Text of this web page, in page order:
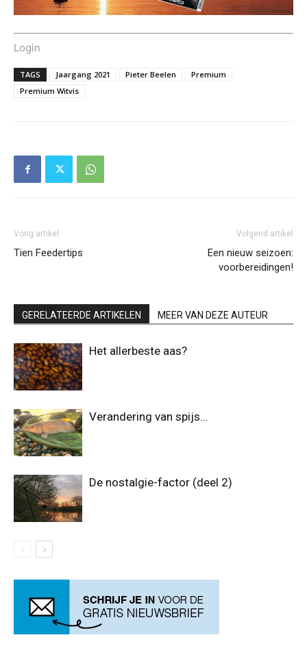
Login
TAGS Jaargang 2021 Pieter Beelen
Premium
Premium Witvis
Vorig artikel
Tien Feedertips
Volgend artikel
Een nieuw seizoen:
voorbereidingen!
GERELATEERDE ARTIKELEN MEER VAN DEZE AUTEUR
Het allerbeste aas?
Verandering van spijs…
De nostalgie-factor (deel 2)